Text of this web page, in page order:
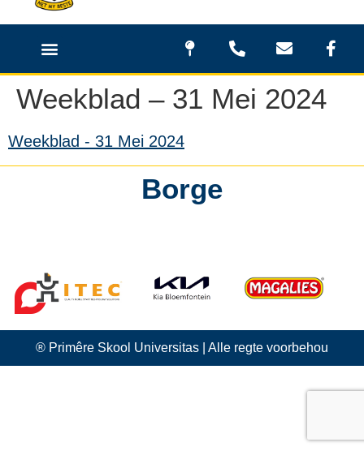
Weekblad – 31 Mei 2024
Weekblad - 31 Mei 2024
Borge
kontak ons
® Primêre Skool Universitas | Alle regte voorbehou